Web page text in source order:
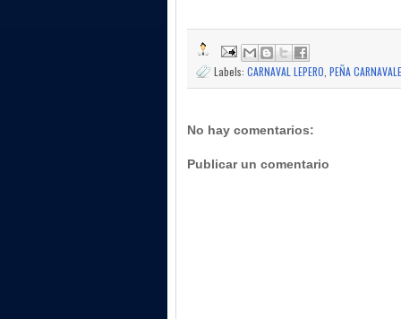
Labels: CARNAVAL LEPERO PEÑA
No hay comentarios:
Publicar un comentario